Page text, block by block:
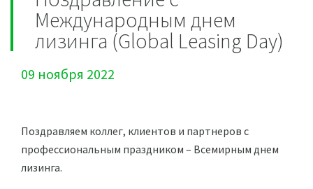
Международным днем
лизинга (Global Leasing Day)
09 ноября 2022
Поздравляем коллег, клиентов и партнеров с
профессиональным праздником – Всемирным днем
лизинга.